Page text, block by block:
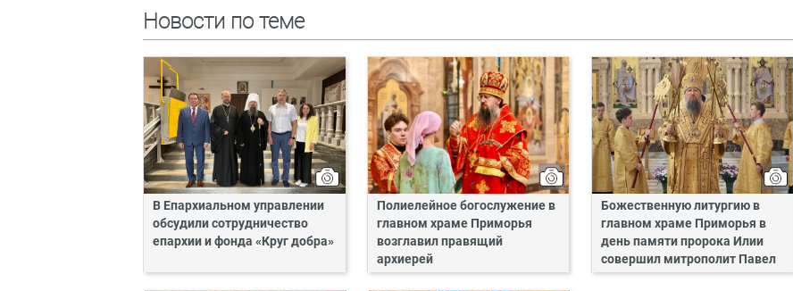
Новости по теме
В Епархиальном управлении
обсудили сотрудничество
епархии и фонда «Круг добра»
Полиелейное богослужение в
главном храме Приморья
возглавил правящий
архиерей
Божественную литургию в
главном храме Приморья в
день памяти пророка Илии
совершил митрополит Павел